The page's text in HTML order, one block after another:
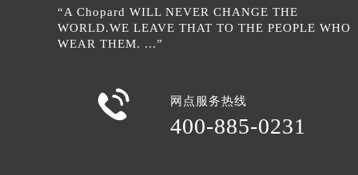
北京市朝阳区建国门外大街甲6号华
北京市东城区东长安街1号王府井东
内蒙古自治区阿拉善盟市左旗土尔
内蒙古自治区包头市青山区幸福路
“A Chopard WILL NEVER CHANGE THE
WORLD.WE LEAVE THAT TO THE PEOPLE WHO
WEAR THEM. ...”
 网点服务热线
400-885-0231